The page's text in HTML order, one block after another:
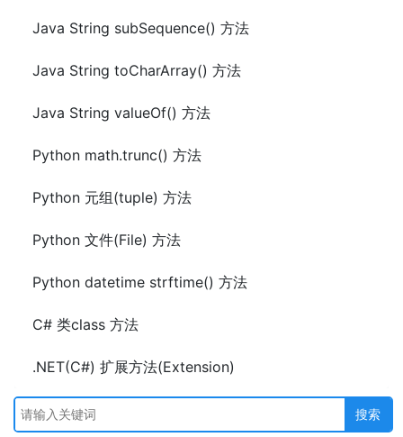
Java String subSequence() 方法
Java String toCharArray() 方法
Java String valueOf() 方法
Python math.trunc() 方法
Python 元组(tuple) 方法
Python 文件(File) 方法
Python datetime strftime() 方法
C# 类class 方法
.NET(C#) 扩展方法(Extension)